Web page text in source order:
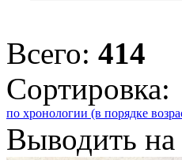
Всего: 414
Сортировка:
по хронологии (в порядке
Выводить на